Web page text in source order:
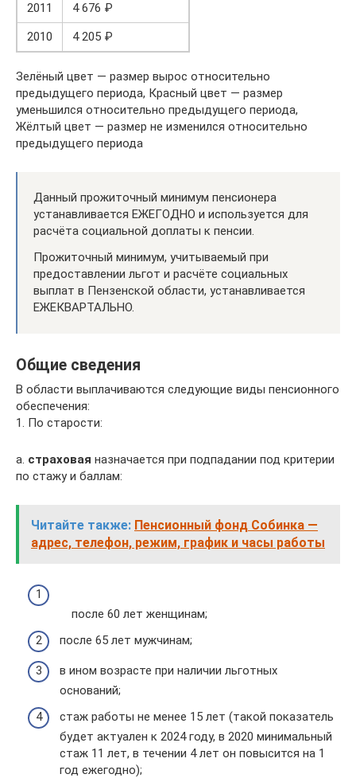
2011
4 676 ₽
2010
4 205 ₽
Зелёный цвет — размер вырос относительно
предыдущего периода, Красный цвет — размер
уменьшился относительно предыдущего периода,
Жёлтый цвет — размер не изменился относительно
предыдущего периода
Данный прожиточный минимум пенсионера
устанавливается ЕЖЕГОДНО и используется для
расчёта социальной доплаты к пенсии.
Прожиточный минимум, учитываемый при
предоставлении льгот и расчёте социальных
выплат в Пензенской области, устанавливается
ЕЖЕКВАРТАЛЬНО.
Общие сведения
В области выплачиваются следующие виды пенсионного
обеспечения:
1. По старости:
a. страховая назначается при подпадании под критерии
по стажу и баллам:
Читайте также: Пенсионный фонд Собинка —
адрес, телефон, режим, график и часы работы
после 60 лет женщинам;
после 65 лет мужчинам;
в ином возрасте при наличии льготных
оснований;
стаж работы не менее 15 лет (такой показатель
будет актуален к 2024 году, в 2020 минимальный
стаж 11 лет, в течении 4 лет он повысится на 1
год ежегодно);